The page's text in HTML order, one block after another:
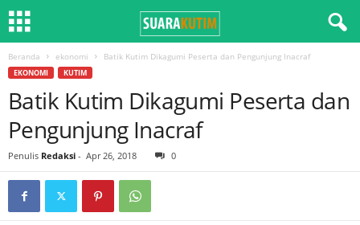
Beranda ekonomi Batik Kutim Dikagumi Peserta dan Pengunjung Inacraf
EKONOMI KUTIM
Batik Kutim Dikagumi Peserta dan
Pengunjung Inacraf
Penulis Redaksi - Apr 26, 2018 0